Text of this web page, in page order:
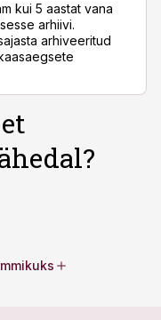
kui 5 aastat vana
arhiivi.
arhiveeritud